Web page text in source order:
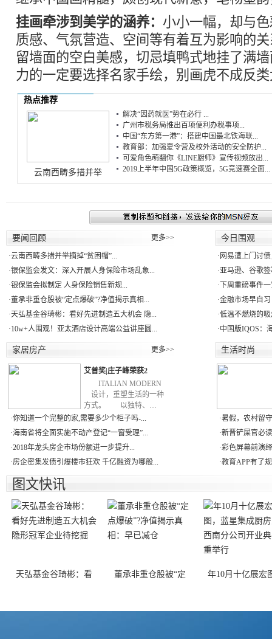
挂画牵涉到美学的涵养： 小小一幅，却与
质感、气氛营造、空间等有着互为影响的
留墙面的空白美感，切忌填鸭式地挂了满
力的一定要选择名家手绘，别画虎不成反
热点推荐
云南西畴多措并举
解决“因药就医”势在必行 ...
广州市税务局推出百项便利办税事项...
中国“东方第一港”：搭建中国最北铁海联...
教育部：加强夏令营及校外活动的安全防护...
可爱角色萌翻你《LINE厨师》宣传视频放出...
2019上半年中国5G政策概览，5G竞速赛全面...
要闻回顾 更多>>
·云南西畴多措并举摘掉“贫困帽”...
·银保监会发文：深入开展人身保险市场乱象...
·银保监会拟制定 人身保险销售新规...
·董承非重仓股被“定点爆破”?净值揭示真相...
·天弘基金谷琦彬：看好先进制造五大机会 隐...
·10w+人围观！亚太酒店设计高端公益讲座圆...
今日围观
· 网易遭上门讨
·亚马逊、谷歌
· 下周重磅事件
·金融市场早自
·低温不燃烧的
·中国版IQOS：
家居房产 更多>>
艾普奖|庄子峰荣获2
ITALIAN MODERN
设计，重塑生活的一种
方式。 以独特、…
·你知道一个完整的家,需要多少个柜子吗-...
·海南省将全面实施不动产登记“一窗受理”...
·2018年龙头房企市场份额进一步提升...
·房企密集发债引爆楼市狂欢 千亿融资为哪般...
生活时尚
·暑假，农村留
·新晋铲屎官必
·彩色屏幕前演
·教育APP有了
图文快讯
天弘基金谷琦彬：看 董承非重仓股被“定 年10月十亿展宏